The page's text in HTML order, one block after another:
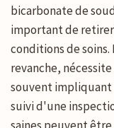
bicarbonate de
important de
conditions de
revanche,
souvent impliquant
suivi d'une